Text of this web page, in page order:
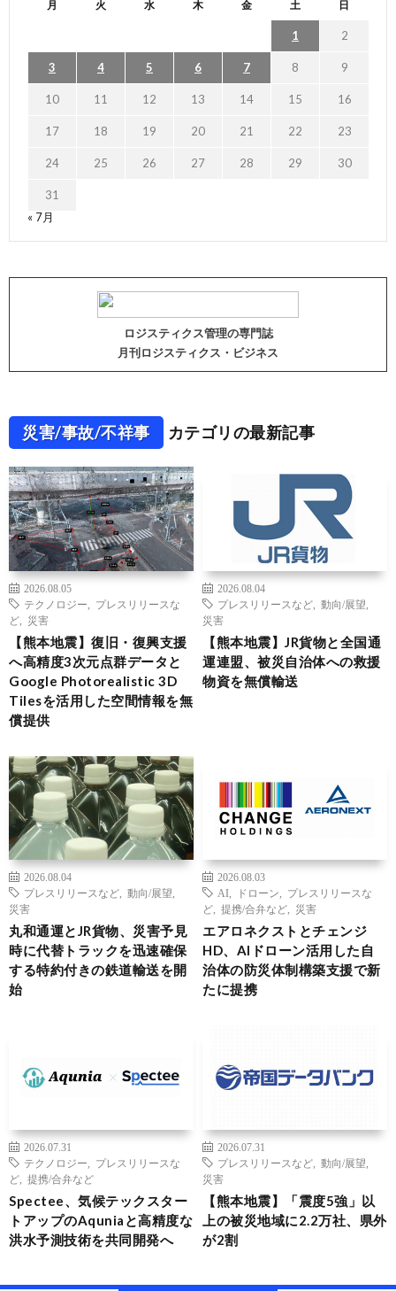
月 火 水 木 金 土 日
1 2
3 4 5 6 7 8 9
10 11 12 13 14 15 16
17 18 19 20 21 22 23
24 25 26 27 28 29 30
31
« 7月
ロジスティクス管理の専門誌
月刊ロジスティクス・ビジネス
災害/事故/不祥事 カテゴリの最新記事
2026.08.05
テクノロジー
プレスリリースな
ど
災害
【熊本地震】復旧・復興支援
へ高精度3次元点群データと
Google Photorealistic 3D
Tilesを活用した空間情報を無
償提供
2026.08.04
プレスリリースなど
動向/展望
災害
【熊本地震】JR貨物と全国通
運連盟、被災自治体への救援
物資を無償輸送
2026.08.04
プレスリリースなど
動向/展望
災害
丸和通運とJR貨物、災害予見
時に代替トラックを迅速確保
する特約付きの鉄道輸送を開
始
2026.08.03
AI
ドローン
プレスリリースな
ど
提携/合弁など 災害
エアロネクストとチェンジ
HD、AIドローン活用した自
治体の防災体制構築支援で新
たに提携
2026.07.31
テクノロジー
プレスリリースな
ど
提携/合弁など
Spectee、気候テックスター
トアップのAquniaと高精度な
洪水予測技術を共同開発へ
2026.07.31
プレスリリースなど
動向/展望
災害
【熊本地震】「震度5強」以
上の被災地域に2.2万社、県外
が2割